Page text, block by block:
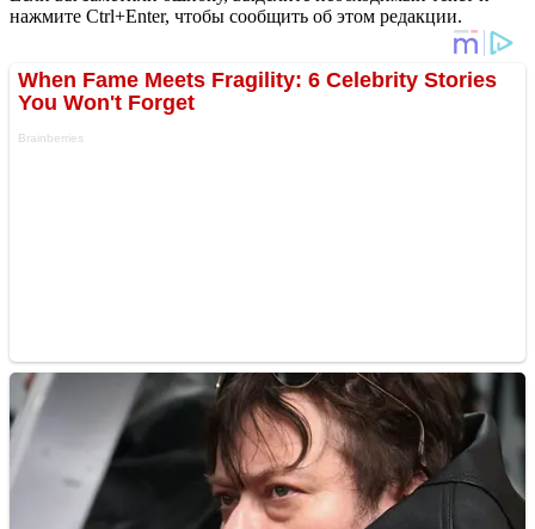
нажмите Ctrl+Enter, чтобы сообщить об этом редакции.